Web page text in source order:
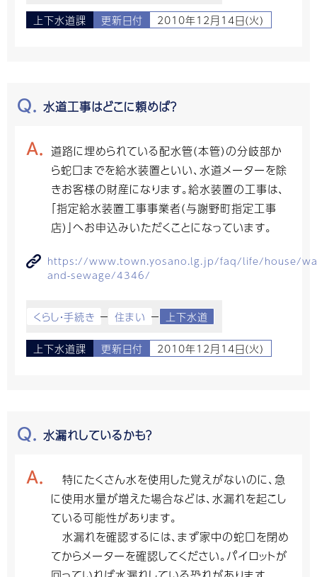
上下水道課 更新日付 2010年12月14日(火)
水道工事はどこに頼めば？
道路に埋められている配水管(本管)の分岐部か
ら蛇口までを給水装置といい、水道メーターを除
きお客様の財産になります。給水装置の工事は、
「指定給水装置工事事業者(与謝野町指定工事
店)」へお申込みいただくことになっています。
https://www.town.yosano.lg.jp/faq/life/house/
and-sewage/4346/
くらし・手続き 住まい 上下水道
上下水道課 更新日付 2010年12月14日(火)
水漏れしているかも？
特にたくさん水を使用した覚えがないのに、急
に使用水量が増えた場合などは、水漏れを起こし
ている可能性があります。
水漏れを確認するには、まず家中の蛇口を閉め
てからメーターを確認してください。パイロットが